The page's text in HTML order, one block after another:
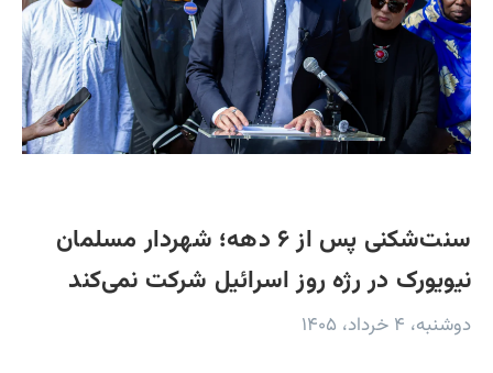
سنت‌شکنی پس از ۶ دهه؛ شهردار مسلمان
نیویورک در رژه روز اسرائیل شرکت نمی‌کند
دوشنبه، ۴ خرداد، ۱۴۰۵